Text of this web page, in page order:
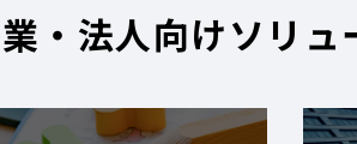
・法人向けソリュ